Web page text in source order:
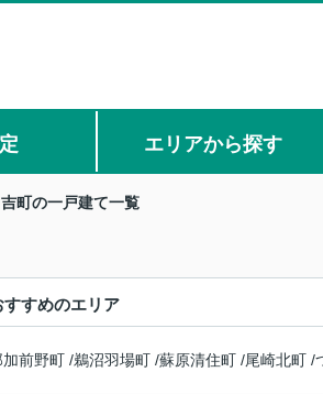
エリアから探す
町の一戸建て一覧
すすめのエリア
加前野町 /鵜沼羽場町 /蘇原清住町 /尾崎北町 /